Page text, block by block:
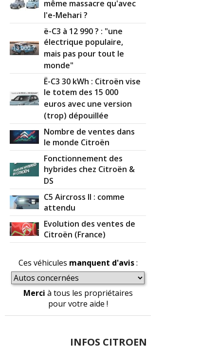
même massacre qu'avec
l'e-Mehari ?
ë-C3 à 12 990 ? : "une
électrique populaire,
mais pas pour tout le
monde"
Ë-C3 30 kWh : Citroën vise
le totem des 15 000
euros avec une version
(trop) dépouillée
Nombre de ventes dans
le monde Citroën
Fonctionnement des
hybrides chez Citroën &
DS
C5 Aircross II : comme
attendu
Evolution des ventes de
Citroën (France)
Ces véhicules manquent d'avis:
Merci à tous les propriétaires
pour votre aide !
INFOS CITROEN